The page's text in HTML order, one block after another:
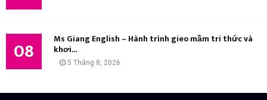
08 Ms Giang English – Hành trình gieo mầm tri thức và
khơi...
5 Tháng 8, 2026